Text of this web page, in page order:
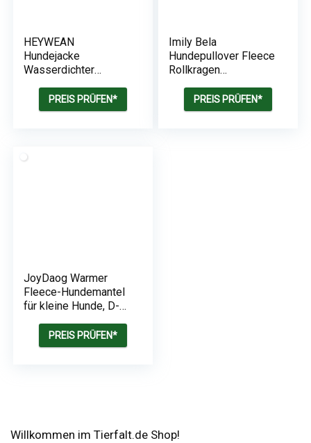
HEYWEAN
Hundejacke
Wasserdichter
Reflektierende Jacke
für kaltes Wetter mit
PREIS PRÜFEN*
Imily Bela
Hundepullover Fleece
Rollkragen
Weste Pullover
Outdoor Hundejacke
PREIS PRÜFEN*
JoyDaog Warmer
Fleece-Hundemantel
für kleine Hunde, D-
Welpenjacke für den
kalten Winter,
PREIS PRÜFEN*
Willkommen im Tierfalt.de Shop!